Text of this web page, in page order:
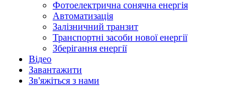
Фотоелектрична сонячна енергія
Автоматизація
Залізничний транзит
Транспортні засоби нової енергії
Зберігання енергії
Відео
Завантажити
Зв'яжіться з нами